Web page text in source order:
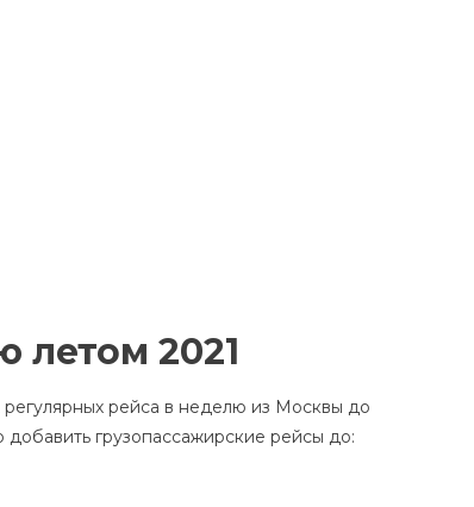
летом 2021
рейса в неделю из Москвы до
грузопассажирские рейсы до: